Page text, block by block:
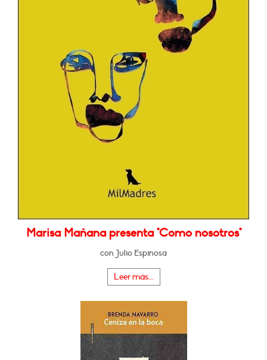
Marisa Mañana presenta "Como nosotros"
con Julio Espinosa
Leer más...